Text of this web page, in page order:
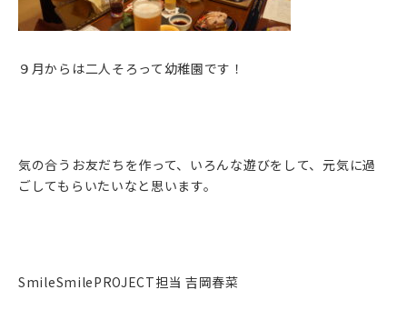
９月からは二人そろって幼稚園です！
気の合うお友だちを作って、いろんな遊びをして、元気に過
ごしてもらいたいなと思います。
SmileSmilePROJECT担当 吉岡春菜